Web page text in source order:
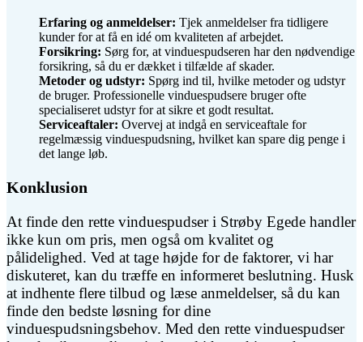
Erfaring og anmeldelser: Tjek anmeldelser fra tidligere
kunder for at få en idé om kvaliteten af arbejdet.
Forsikring: Sørg for, at vinduespudseren har den nødvendige
forsikring, så du er dækket i tilfælde af skader.
Metoder og udstyr: Spørg ind til, hvilke metoder og udstyr
de bruger. Professionelle vinduespudsere bruger ofte
specialiseret udstyr for at sikre et godt resultat.
Serviceaftaler: Overvej at indgå en serviceaftale for
regelmæssig vinduespudsning, hvilket kan spare dig penge i
det lange løb.
Konklusion
At finde den rette vinduespudser i Strøby Egede handler
ikke kun om pris, men også om kvalitet og
pålidelighed. Ved at tage højde for de faktorer, vi har
diskuteret, kan du træffe en informeret beslutning. Husk
at indhente flere tilbud og læse anmeldelser, så du kan
finde den bedste løsning for dine
vinduespudsningsbehov. Med den rette vinduespudser